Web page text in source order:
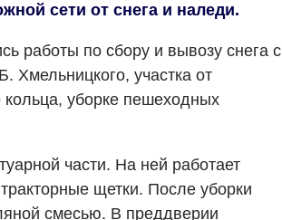
сети от снега и наледи.
работы по сбору и вывозу снега с
Хмельницкого, участка от
уборке пешеходных
части. На ней работает
щетки. После уборки
смесью. В преддверии